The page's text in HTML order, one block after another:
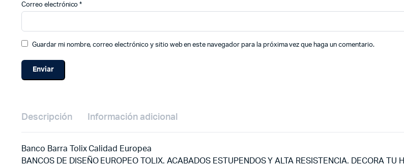
Correo electrónico*
Guardar mi nombre, correo electrónico y sitio web en este navegador para la próxima vez que haga un comentario.
Descripción Información adicional
Banco Barra Tolix Calidad Europea
BANCOS DE DISEÑO EUROPEO TOLIX. ACABADOS ESTUPENDOS Y ALTA RESISTENCIA. DECORA